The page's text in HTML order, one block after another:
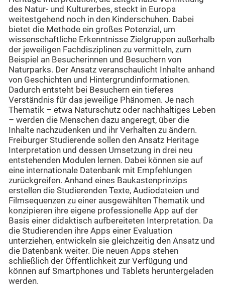
des Natur- und Kulturerbes, steckt in Europa
weitestgehend noch in den Kinderschuhen. Dabei
bietet die Methode ein großes Potenzial, um
wissenschaftliche Erkenntnisse Zielgruppen außerhalb
der jeweiligen Fachdisziplinen zu vermitteln, zum
Beispiel an Besucherinnen und Besuchern von
Naturparks. Der Ansatz veranschaulicht Inhalte anhand
von Geschichten und Hintergrundinformationen.
Dadurch entsteht bei Besuchern ein tieferes
Verständnis für das jeweilige Phänomen. Je nach
Thematik – etwa Naturschutz oder nachhaltiges Leben
– werden die Menschen dazu angeregt, über die
Inhalte nachzudenken und ihr Verhalten zu ändern.
Freiburger Studierende sollen den Ansatz Heritage
Interpretation und dessen Umsetzung in drei neu
entstehenden Modulen lernen. Dabei können sie auf
eine internationale Datenbank mit Empfehlungen
zurückgreifen. Anhand eines Baukastenprinzips
erstellen die Studierenden Texte, Audiodateien und
Filmsequenzen zu einer ausgewählten Thematik und
konzipieren ihre eigene professionelle App auf der
Basis einer didaktisch aufbereiteten Interpretation. Da
die Studierenden ihre Apps einer Evaluation
unterziehen, entwickeln sie gleichzeitig den Ansatz und
die Datenbank weiter. Die neuen Apps stehen
schließlich der Öffentlichkeit zur Verfügung und
können auf Smartphones und Tablets heruntergeladen
werden.